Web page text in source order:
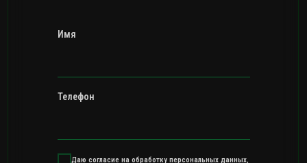
Имя
Телефон
Даю согласие на обработку персональных данных,